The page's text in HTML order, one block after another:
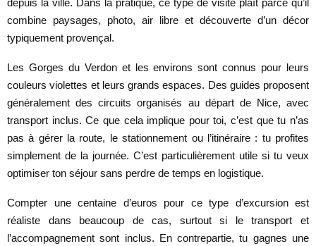
depuis la ville. Dans la pratique, ce type de visite plaît parce qu’il
combine paysages, photo, air libre et découverte d’un décor
typiquement provençal.
Les Gorges du Verdon et les environs sont connus pour leurs
couleurs violettes et leurs grands espaces. Des guides proposent
généralement des circuits organisés au départ de Nice, avec
transport inclus. Ce que cela implique pour toi, c’est que tu n’as
pas à gérer la route, le stationnement ou l’itinéraire : tu profites
simplement de la journée. C’est particulièrement utile si tu veux
optimiser ton séjour sans perdre de temps en logistique.
Compter une centaine d’euros pour ce type d’excursion est
réaliste dans beaucoup de cas, surtout si le transport et
l’accompagnement sont inclus. En contrepartie, tu gagnes une